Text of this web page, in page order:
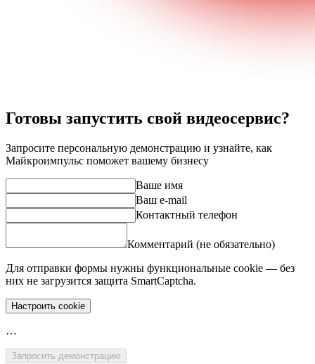
Готовы запустить свой видеосервис?
Запросите персональную демонстрацию и узнайте, как
Майкроимпульс поможет вашему бизнесу
Ваше имя
Ваш e-mail
Контактный телефон
Комментарий (не обязательно)
Для отправки формы нужны функциональные cookie — без
них не загрузится защита SmartCaptcha.
Настроить cookie
…
Запросить демонстрацию